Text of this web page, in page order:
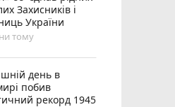
Захисників і
України
тому
день в
побив
рекорд 1945